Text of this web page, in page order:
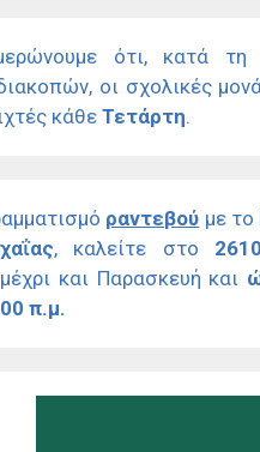
ότι, κατά τη
οι σχολικές
κάθε Τετάρτη.
ραντεβού με το
, καλείτε στο
και Παρασκευή και
π.μ.